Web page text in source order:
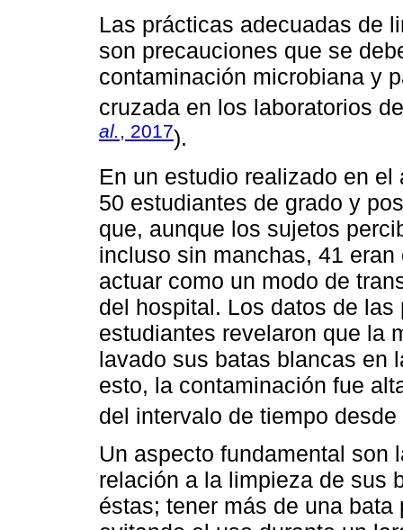
Las prácticas adecuadas de
son precauciones que se
contaminación microbiana y
cruzada en los laboratorios
al., 2017).
En un estudio realizado en
50 estudiantes de grado y
que, aunque los sujetos
incluso sin manchas, 41
actuar como un modo de
del hospital. Los datos de
estudiantes revelaron que la
lavado sus batas blancas en
esto, la contaminación fue
del intervalo de tiempo
Un aspecto fundamental son
relación a la limpieza de sus
éstas; tener más de una